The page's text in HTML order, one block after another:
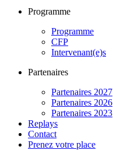
Programme
Programme
CFP
Intervenant(e)s
Partenaires
Partenaires 2027
Partenaires 2026
Partenaires 2023
Replays
Contact
Prenez votre place